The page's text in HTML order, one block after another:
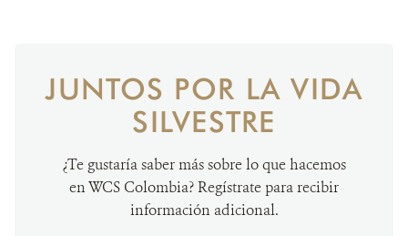
JUNTOS POR LA VIDA
SILVESTRE
¿Te gustaría saber más sobre lo que hacemos
en WCS Colombia? Regístrate para recibir
información adicional.